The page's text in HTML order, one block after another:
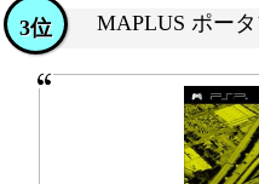
MAPLUS ポー
3位